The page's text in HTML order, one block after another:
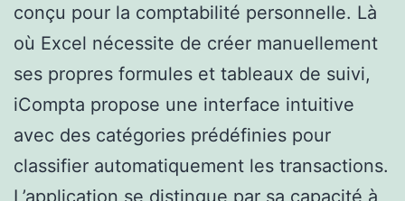
conçu pour la comptabilité personnelle. Là
où Excel nécessite de créer manuellement
ses propres formules et tableaux de suivi,
iCompta propose une interface intuitive
avec des catégories prédéfinies pour
classifier automatiquement les transactions.
L’application se distingue par sa capacité à